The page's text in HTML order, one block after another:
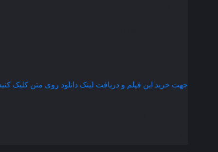
جهت خرید این فیلم و دریافت لینک دانلود روی متن کلیک